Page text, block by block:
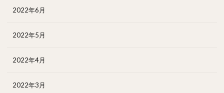
2022年6月
2022年5月
2022年4月
2022年3月